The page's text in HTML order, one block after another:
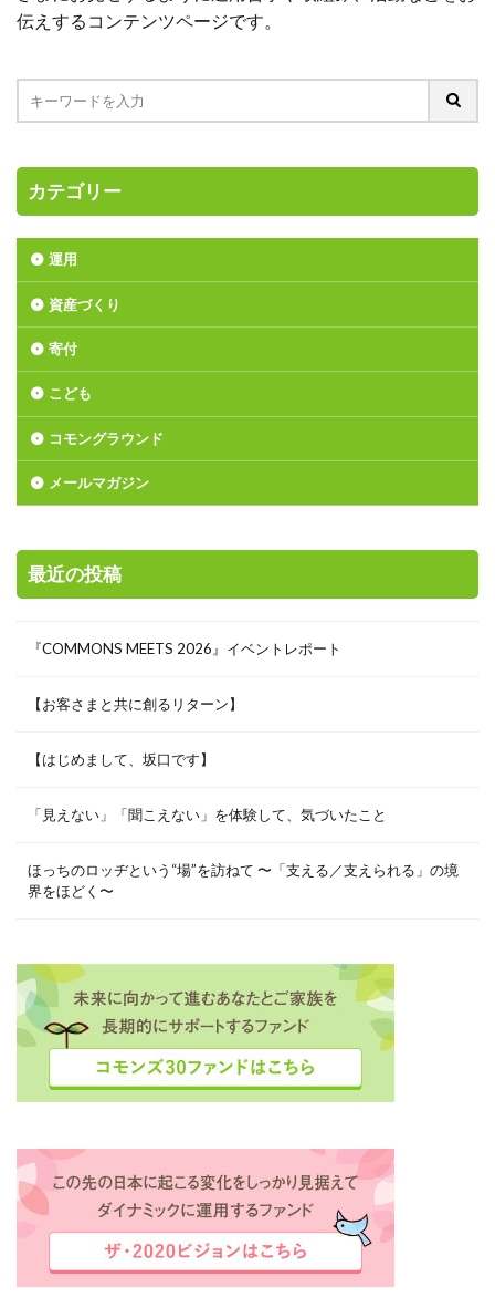
伝えするコンテンツページです。
カテゴリー
運用
資産づくり
寄付
こども
コモングラウンド
メールマガジン
最近の投稿
『COMMONS MEETS 2026』イベントレポート
【お客さまと共に創るリターン】
【はじめまして、坂口です】
「見えない」「聞こえない」を体験して、気づいたこと
ほっちのロッヂという“場”を訪ねて 〜「支える／支えられる」の境
界をほどく〜